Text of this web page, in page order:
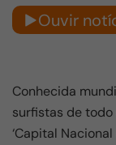
Ouvir
Conhecida
surfistas de
‘Capital